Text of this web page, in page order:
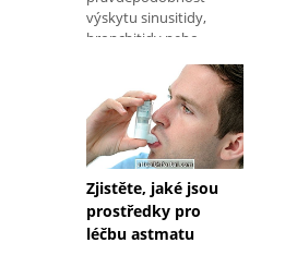
výskytu sinusitidy,
bronchitidy nebo
Velkým přírodním
prostředkem pro
coryza je šťáva
Zjistěte, jaké jsou
prostředky pro
léčbu astmatu